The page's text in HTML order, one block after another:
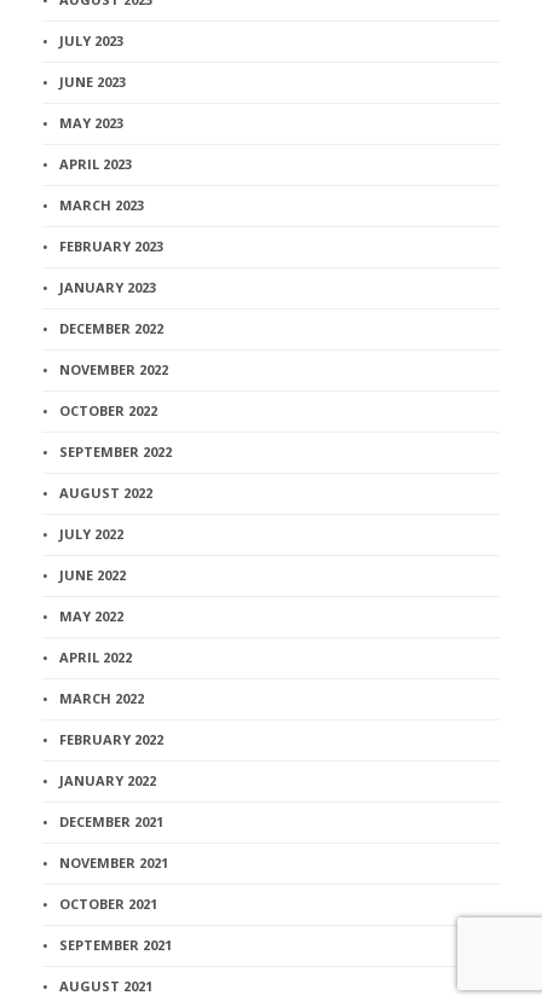
JULY 2023
JUNE 2023
MAY 2023
APRIL 2023
MARCH 2023
FEBRUARY 2023
JANUARY 2023
DECEMBER 2022
NOVEMBER 2022
OCTOBER 2022
SEPTEMBER 2022
AUGUST 2022
JULY 2022
JUNE 2022
MAY 2022
APRIL 2022
MARCH 2022
FEBRUARY 2022
JANUARY 2022
DECEMBER 2021
NOVEMBER 2021
OCTOBER 2021
SEPTEMBER 2021
AUGUST 2021